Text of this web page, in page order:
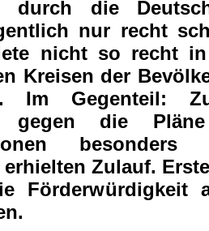
durch die
nur recht
nicht so recht
Kreisen der
Im Gegenteil:
gegen die
erhielten Zulauf.
Förderwürdigkeit